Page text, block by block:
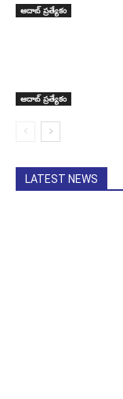
ఆదాబ్ ప్రత్యేకం
ఆదాబ్ ప్రత్యేకం
LATEST NEWS